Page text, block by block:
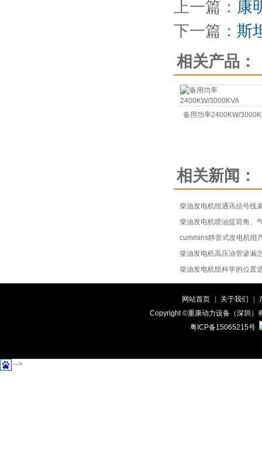
上一篇： 康
下一篇： 斯
相关产品：
备用功率2400KW/
相关新闻：
柴油发电机组通讯信号线
柴油发电机喷油提前角、
cummins静音式发电机组
柴油发电机高压油管渗漏
柴油发电机组科学的位置
网站首页 关于我们
Copyright ©重康动力设备（深圳
粤ICP备15065215号
-->